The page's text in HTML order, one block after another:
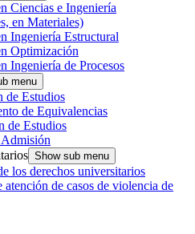
Ciencias e Ingeniería
en Materiales)
Ingeniería Estructural
Optimización
Ingeniería de Procesos
menu
de Estudios
de Equivalencias
de Estudios
Show sub menu
los derechos universitarios
atención de casos de violencia de